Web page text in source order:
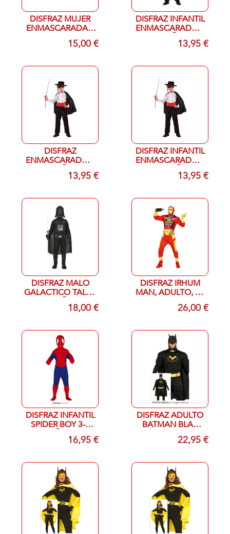
DISFRAZ MUJER
ENMASCARADA T
UNICA15,00 €
DISFRAZ INFANTIL
ENMASCARADO T
3-4 AÑOS13,95 €
DISFRAZ
ENMASCARADO T
7-9 AÑOS13,95 €
DISFRAZ INFANTIL
ENMASCARADO T
10-12 AÑOS13,95 €
DISFRAZ MALO
GALACTICO TALLA
7-9 AÑOS18,00 €
DISFRAZ IRHUM
MAN, ADULTO, 48
– 50 (M)26,00 €
DISFRAZ INFANTIL
SPIDER BOY 3-4
AÑOS16,95 €
DISFRAZ ADULTO
BATMAN BLAX
HERO ADULTO
56+-58 (XXL)22,95 €